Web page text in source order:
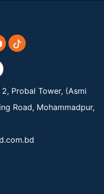
Probal Tower, (Asmi
Road, Mohammadpur,